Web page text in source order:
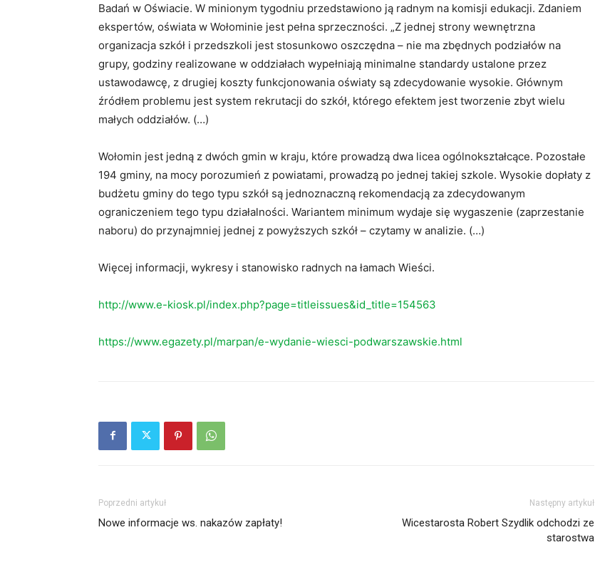
Badań w Oświacie. W minionym tygodniu przedstawiono ją radnym na komisji edukacji. Zdaniem
ekspertów, oświata w Wołominie jest pełna sprzeczności. „Z jednej strony wewnętrzna
organizacja szkół i przedszkoli jest stosunkowo oszczędna – nie ma zbędnych podziałów na
grupy, godziny realizowane w oddziałach wypełniają minimalne standardy ustalone przez
ustawodawcę, z drugiej koszty funkcjonowania oświaty są zdecydowanie wysokie. Głównym
źródłem problemu jest system rekrutacji do szkół, którego efektem jest tworzenie zbyt wielu
małych oddziałów. (…)
Wołomin jest jedną z dwóch gmin w kraju, które prowadzą dwa licea ogólnokształcące. Pozostałe
194 gminy, na mocy porozumień z powiatami, prowadzą po jednej takiej szkole. Wysokie dopłaty z
budżetu gminy do tego typu szkół są jednoznaczną rekomendacją za zdecydowanym
ograniczeniem tego typu działalności. Wariantem minimum wydaje się wygaszenie (zaprzestanie
naboru) do przynajmniej jednej z powyższych szkół – czytamy w analizie. (…)
Więcej informacji, wykresy i stanowisko radnych na łamach Wieści.
http://www.e-kiosk.pl/index.php?page=titleissues&id_title=154563
https://www.egazety.pl/marpan/e-wydanie-wiesci-podwarszawskie.html
Poprzedni artykuł
Nowe informacje ws. nakazów zapłaty!
Następny artykuł
Wicestarosta Robert Szydlik odchodzi ze
starostwa